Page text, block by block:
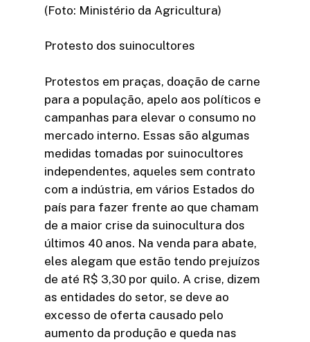
(Foto: Ministério da Agricultura)
Protesto dos suinocultores
Protestos em praças, doação de carne
para a população, apelo aos políticos e
campanhas para elevar o consumo no
mercado interno. Essas são algumas
medidas tomadas por suinocultores
independentes, aqueles sem contrato
com a indústria, em vários Estados do
país para fazer frente ao que chamam
de a maior crise da suinocultura dos
últimos 40 anos. Na venda para abate,
eles alegam que estão tendo prejuízos
de até R$ 3,30 por quilo. A crise, dizem
as entidades do setor, se deve ao
excesso de oferta causado pelo
aumento da produção e queda nas